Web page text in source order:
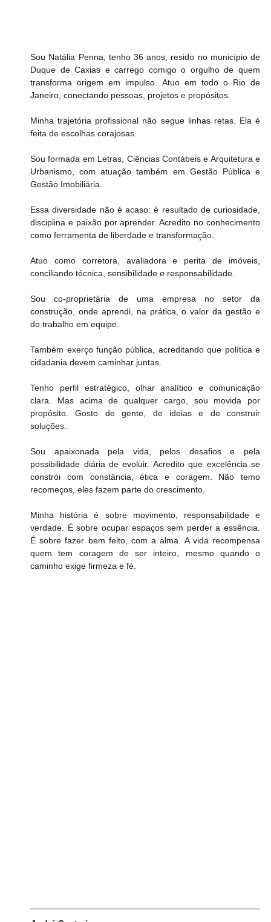
Sou Natália Penna, tenho 36 anos, resido no município de
Duque de Caxias e carrego comigo o orgulho de quem
transforma origem em impulso. Atuo em todo o Rio de
Janeiro, conectando pessoas, projetos e propósitos.
Minha trajetória profissional não segue linhas retas. Ela é
feita de escolhas corajosas.
Sou formada em Letras, Ciências Contábeis e Arquitetura e
Urbanismo, com atuação também em Gestão Pública e
Gestão Imobiliária.
Essa diversidade não é acaso: é resultado de curiosidade,
disciplina e paixão por aprender. Acredito no conhecimento
como ferramenta de liberdade e transformação.
Atuo como corretora, avaliadora e perita de imóveis,
conciliando técnica, sensibilidade e responsabilidade.
Sou co-proprietária de uma empresa no setor da
construção, onde aprendi, na prática, o valor da gestão e
do trabalho em equipe.
Também exerço função pública, acreditando que política e
cidadania devem caminhar juntas.
Tenho perfil estratégico, olhar analítico e comunicação
clara. Mas acima de qualquer cargo, sou movida por
propósito. Gosto de gente, de ideias e de construir
soluções.
Sou apaixonada pela vida, pelos desafios e pela
possibilidade diária de evoluir. Acredito que excelência se
constrói com constância, ética e coragem. Não temo
recomeços, eles fazem parte do crescimento.
Minha história é sobre movimento, responsabilidade e
verdade. É sobre ocupar espaços sem perder a essência.
É sobre fazer bem feito, com a alma. A vida recompensa
quem tem coragem de ser inteiro, mesmo quando o
caminho exige firmeza e fé.